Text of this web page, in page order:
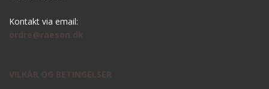
Kontakt via email:
ordre@raeson.dk
VILKÅR OG BETINGELSER